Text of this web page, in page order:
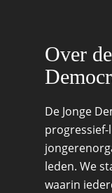
Over
De Jonge
leden. We
waarin